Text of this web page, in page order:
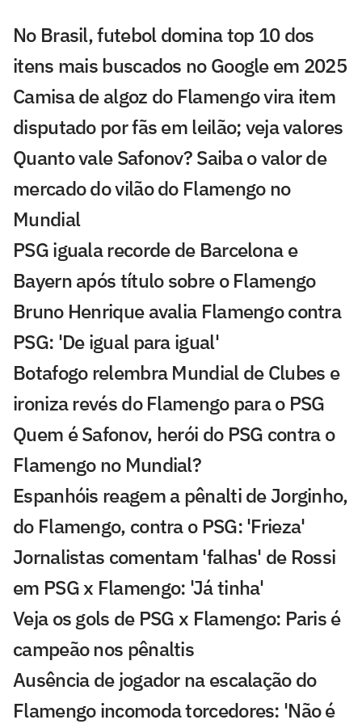
No Brasil, futebol domina top 10 dos
itens mais buscados no Google em 2025
Camisa de algoz do Flamengo vira item
disputado por fãs em leilão; veja valores
Quanto vale Safonov? Saiba o valor de
mercado do vilão do Flamengo no
Mundial
PSG iguala recorde de Barcelona e
Bayern após título sobre o Flamengo
Bruno Henrique avalia Flamengo contra
PSG: 'De igual para igual'
Botafogo relembra Mundial de Clubes e
ironiza revés do Flamengo para o PSG
Quem é Safonov, herói do PSG contra o
Flamengo no Mundial?
Espanhóis reagem a pênalti de Jorginho,
do Flamengo, contra o PSG: 'Frieza'
Jornalistas comentam 'falhas' de Rossi
em PSG x Flamengo: 'Já tinha'
Veja os gols de PSG x Flamengo: Paris é
campeão nos pênaltis
Ausência de jogador na escalação do
Flamengo incomoda torcedores: 'Não é